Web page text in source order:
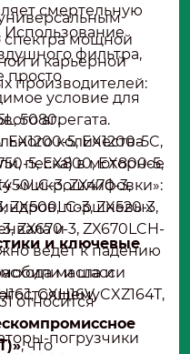
смертельную
Использование
фильтра,
просто
условие для
агрегата.
количества
песка) в моторное
«микрошлифовки»:
поршневых
и
ведет к падению
масла и
мощной
и карьерной
производителей:
5080.
5, EX1200-5C,
5, EX800, EX800-5,
3, ZX470-3,
ZX500LC-3, ZX520-3,
ZX670-3, ZX670LCH-
и шасси
CXH16V, CXZ164T,
погрузчики
и ключевые
относится
, что